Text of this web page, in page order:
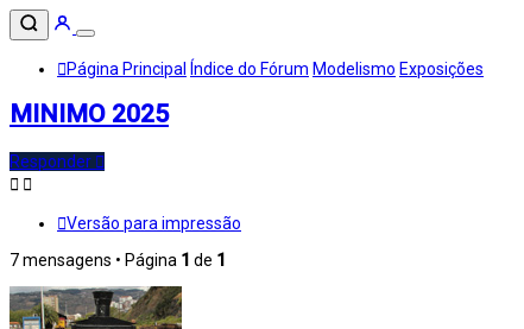
Página Principal Índice do Fórum Modelismo Exposições
MINIMO 2025
Responder
Versão para impressão
7 mensagens • Página 1 de 1